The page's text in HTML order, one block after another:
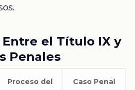
el Título IX y
Penales
Proceso del
Caso Penal